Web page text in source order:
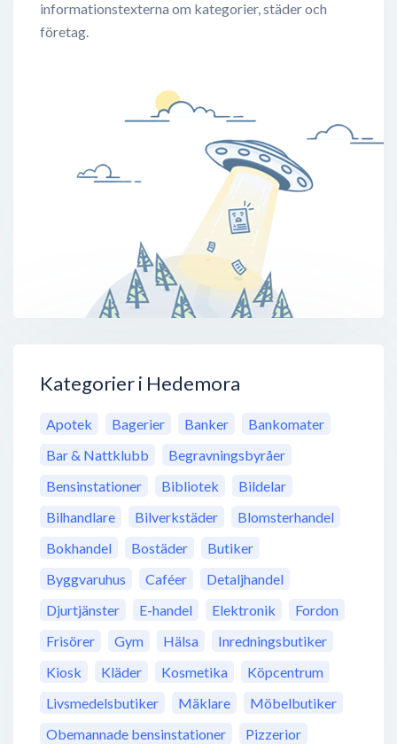
informationstexterna om kategorier, städer och
företag.
Kategorier i Hedemora
Apotek Bagerier Banker
Bankomater
Bar & Nattklubb
Begravningsbyråer
Bensinstationer
Bibliotek
Bildelar
Bilhandlare
Bilverkstäder
Blomsterhandel
Bokhandel
Bostäder
Butiker
Byggvaruhus
Caféer
Detaljhandel
Djurtjänster
E-handel Elektronik
Fordon
Frisörer
Gym Hälsa
Inredningsbutiker
Kiosk
Kläder Kosmetika
Köpcentrum
Livsmedelsbutiker
Mäklare
Möbelbutiker
Obemannade bensinstationer
Pizzerior